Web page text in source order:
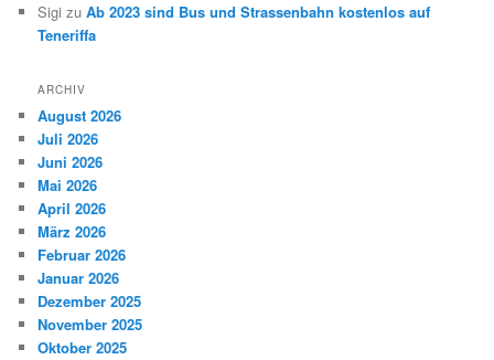
Sigi zuAb 2023 sind Bus und Strassenbahn kostenlos auf
Teneriffa
ARCHIV
August 2026
Juli 2026
Juni 2026
Mai 2026
April 2026
März 2026
Februar 2026
Januar 2026
Dezember 2025
November 2025
Oktober 2025